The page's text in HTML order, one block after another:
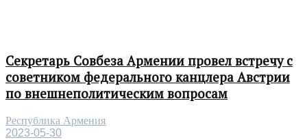
Секретарь Совбеза Армении провел встречу с
советником федерального канцлера Австрии
по внешнеполитическим вопросам
Республика Армения
2023-05-30